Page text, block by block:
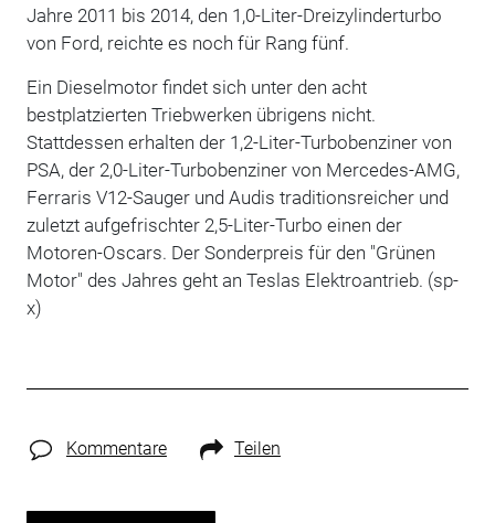
Jahre 2011 bis 2014, den 1,0-Liter-Dreizylinderturbo
von Ford, reichte es noch für Rang fünf.
Ein Dieselmotor findet sich unter den acht
bestplatzierten Triebwerken übrigens nicht.
Stattdessen erhalten der 1,2-Liter-Turbobenziner von
PSA, der 2,0-Liter-Turbobenziner von Mercedes-AMG,
Ferraris V12-Sauger und Audis traditionsreicher und
zuletzt aufgefrischter 2,5-Liter-Turbo einen der
Motoren-Oscars. Der Sonderpreis für den "Grünen
Motor" des Jahres geht an Teslas Elektroantrieb. (sp-
x)
Kommentare Teilen